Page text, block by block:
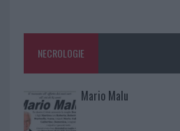
NECROLOGIE
Mario Malu